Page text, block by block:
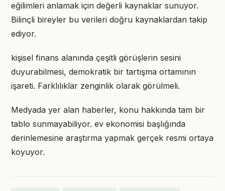
eğilimleri anlamak için değerli kaynaklar sunuyor.
Bilinçli bireyler bu verileri doğru kaynaklardan takip
ediyor.
kişisel finans alanında çeşitli görüşlerin sesini
duyurabilmesi, demokratik bir tartışma ortamının
işareti. Farklılıklar zenginlik olarak görülmeli.
Medyada yer alan haberler, konu hakkında tam bir
tablo sunmayabiliyor. ev ekonomisi başlığında
derinlemesine araştırma yapmak gerçek resmi ortaya
koyuyor.